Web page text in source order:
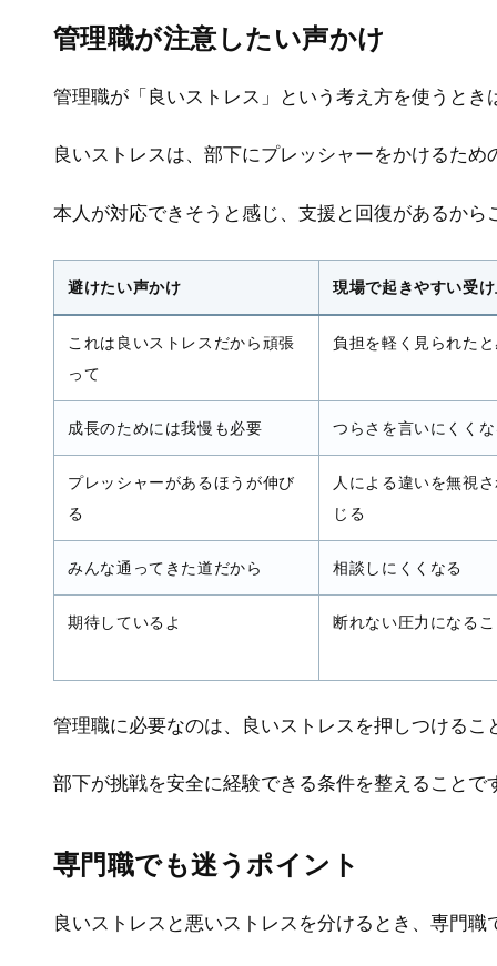
管理職が注意したい声かけ
管理職が「良いストレス」という考え方を使うとき
良いストレスは、部下にプレッシャーをかけるため
本人が対応できそうと感じ、支援と回復があるから
避けたい声かけ 現場で起きやすい受
これは良いストレスだから頑張
って
負担を軽く見られた
成長のためには我慢も必要 つらさを言いにくく
プレッシャーがあるほうが伸び
る
人による違いを無視
じる
みんな通ってきた道だから 相談しにくくなる
期待しているよ 断れない圧力になる
管理職に必要なのは、良いストレスを押しつけるこ
部下が挑戦を安全に経験できる条件を整えることで
専門職でも迷うポイント
良いストレスと悪いストレスを分けるとき、専門職